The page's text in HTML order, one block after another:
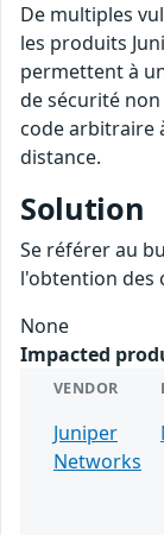
De multiples
les produits
permettent à
de sécurité
code arbitraire
distance.
Solution
Se référer au
l'obtention des
None
Impacted
VENDOR
Juniper
Networks